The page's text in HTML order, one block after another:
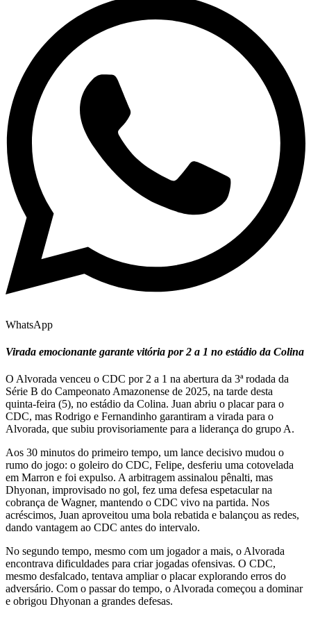
WhatsApp
Virada emocionante garante vitória por 2 a 1 no estádio da Colina
O Alvorada venceu o CDC por 2 a 1 na abertura da 3ª rodada da
Série B do Campeonato Amazonense de 2025, na tarde desta
quinta-feira (5), no estádio da Colina. Juan abriu o placar para o
CDC, mas Rodrigo e Fernandinho garantiram a virada para o
Alvorada, que subiu provisoriamente para a liderança do grupo A.
Aos 30 minutos do primeiro tempo, um lance decisivo mudou o
rumo do jogo: o goleiro do CDC, Felipe, desferiu uma cotovelada
em Marron e foi expulso. A arbitragem assinalou pênalti, mas
Dhyonan, improvisado no gol, fez uma defesa espetacular na
cobrança de Wagner, mantendo o CDC vivo na partida. Nos
acréscimos, Juan aproveitou uma bola rebatida e balançou as redes,
dando vantagem ao CDC antes do intervalo.
No segundo tempo, mesmo com um jogador a mais, o Alvorada
encontrava dificuldades para criar jogadas ofensivas. O CDC,
mesmo desfalcado, tentava ampliar o placar explorando erros do
adversário. Com o passar do tempo, o Alvorada começou a dominar
e obrigou Dhyonan a grandes defesas.